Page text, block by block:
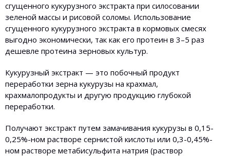
сгущенного кукурузного экстракта при силосовании
зеленой массы и рисовой соломы. Использование
сгущенного кукурузного экстракта в кормовых смесях
выгодно экономически, так как его протеин в 3–5 раз
дешевле протеина зерновых культур.
Кукурузный экстракт — это побочный продукт
переработки зерна кукурузы на крахмал,
крахмалопродукты и другую продукцию глубокой
переработки.
Получают экстракт путем замачивания кукурузы в 0,15-
0,25%-ном растворе сернистой кислоты или 0,3-0,45%-
ном растворе метабисульфита натрия (раствор